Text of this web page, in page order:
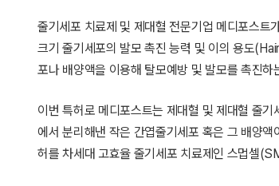
줄기세포 치료제 및 제대혈 전문기업 메디포스
크기 줄기세포의 발모 촉진 능력 및 이의 용도
포나 배양액을 이용해 탈모예방 및 발모를 촉진하
이번 특허로 메디포스트는 제대혈 및 제대혈 줄
에서 분리해낸 작은 간엽줄기세포 혹은 그 배양
허를 차세대 고효율 줄기세포 치료제인 스멉셀